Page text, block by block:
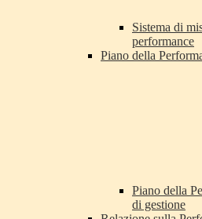
Sistema di
performance
Piano della
Piano della
di gestione